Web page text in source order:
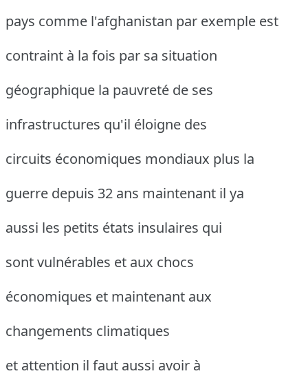
pays comme l'afghanistan par exemple est
contraint à la fois par sa situation
géographique la pauvreté de ses
infrastructures qu'il éloigne des
circuits économiques mondiaux plus la
guerre depuis 32 ans maintenant il ya
aussi les petits états insulaires qui
sont vulnérables et aux chocs
économiques et maintenant aux
changements climatiques
et attention il faut aussi avoir à